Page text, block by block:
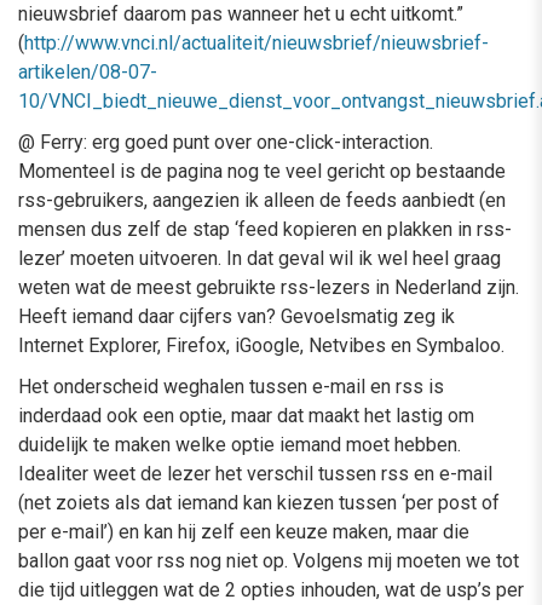
nieuwsbrief daarom pas wanneer het u echt uitkomt.”
(http://www.vnci.nl/actualiteit/nieuwsbrief/nieuwsbrief-
artikelen/08-07-
10/
@ Ferry: erg goed punt over one-click-interaction.
Momenteel is de pagina nog te veel gericht op bestaande
rss-gebruikers, aangezien ik alleen de feeds aanbiedt (en
mensen dus zelf de stap ‘feed kopieren en plakken in rss-
lezer’ moeten uitvoeren. In dat geval wil ik wel heel graag
weten wat de meest gebruikte rss-lezers in Nederland zijn.
Heeft iemand daar cijfers van? Gevoelsmatig zeg ik
Internet Explorer, Firefox, iGoogle, Netvibes en Symbaloo.
Het onderscheid weghalen tussen e-mail en rss is
inderdaad ook een optie, maar dat maakt het lastig om
duidelijk te maken welke optie iemand moet hebben.
Idealiter weet de lezer het verschil tussen rss en e-mail
(net zoiets als dat iemand kan kiezen tussen ‘per post of
per e-mail’) en kan hij zelf een keuze maken, maar die
ballon gaat voor rss nog niet op. Volgens mij moeten we tot
die tijd uitleggen wat de 2 opties inhouden, wat de usp’s per